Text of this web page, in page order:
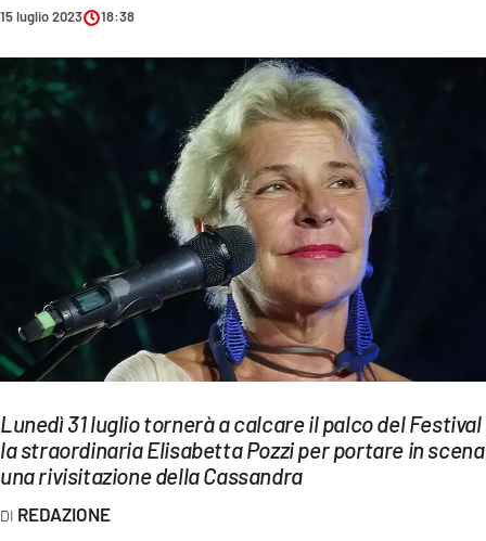
AMBIENTE
ECONOMIA E LAVORO
EVENTI
SPORT
Streaming
LAC TV
LAC NETWORK
LAC ONAIR
15 luglio 2023 18:38
Lunedì 31 luglio tornerà a calcare il palco del Festival
la straordinaria Elisabetta Pozzi per portare in scena
una rivisitazione della Cassandra
REDAZIONE